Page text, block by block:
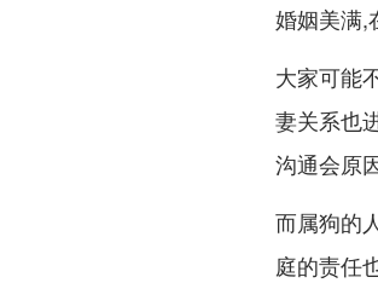
婚姻美满,
大家可能
妻关系也
沟通会原
而属狗的
庭的责任